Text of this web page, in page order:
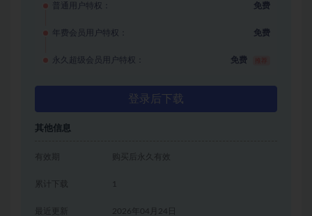
普通用户特权： 免费
年费会员用户特权： 免费
永久超级会员用户特权： 免费
登录后下载
其他信息
有效期 购买后永久有效
累计下载 1
2026年04月24日